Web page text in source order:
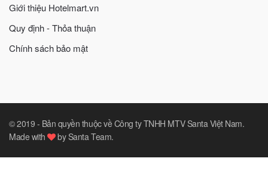
Giới thiệu Hotelmart.vn
Quy định - Thỏa thuận
Chính sách bảo mật
© 2019 - Bản quyền thuộc về Công ty TNHH MTV Santa Việt Nam.
Made with
by Santa Team.